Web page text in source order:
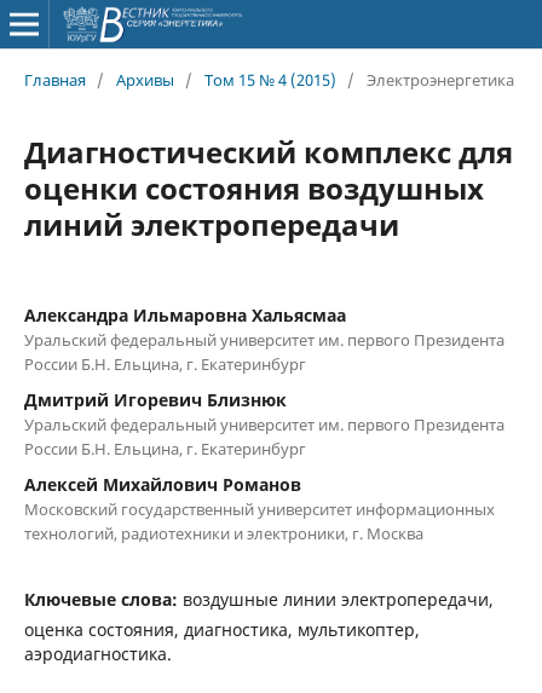
Главная / Архивы / Том 15 № 4 (2015) / Электроэнергетика
Диагностический комплекс для
оценки состояния воздушных
линий электропередачи
Александра Ильмаровна Хальясмаа
Уральский федеральный университет им. первого Президента
России Б.Н. Ельцина, г. Екатеринбург
Дмитрий Игоревич Близнюк
Уральский федеральный университет им. первого Президента
России Б.Н. Ельцина, г. Екатеринбург
Алексей Михайлович Романов
Московский государственный университет информационных
технологий, радиотехники и электроники, г. Москва
Ключевые слова: воздушные линии электропередачи,
оценка состояния, диагностика, мультикоптер,
аэродиагностика.